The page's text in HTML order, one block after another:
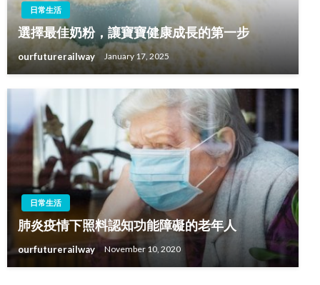
日常生活
選擇最佳奶粉，讓寶寶健康成長的第一步
ourfuturerailway January 17, 2025
日常生活
肺炎疫情下照料認知功能障礙的老年人
ourfuturerailway November 10, 2020